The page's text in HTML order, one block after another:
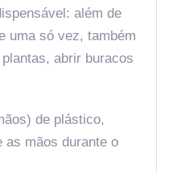
além de
uma só vez, também
abrir buracos
de plástico,
as mãos durante o